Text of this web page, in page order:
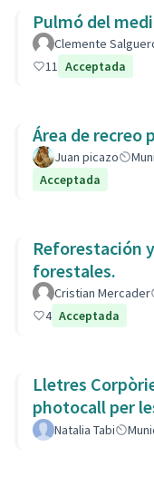
Pulmó del
Clemente
11 Acceptada
Área de recreo
Juan picazo
Acceptada
Reforestación
forestales.
Cristian Mercader
4 Acceptada
Lletres
photocall per
Natalia Tabi